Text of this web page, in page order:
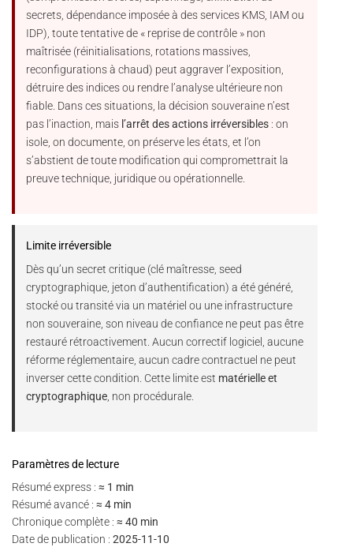
secrets, dépendance imposée à des services KMS, IAM ou
IDP), toute tentative de « reprise de contrôle » non
maîtrisée (réinitialisations, rotations massives,
reconfigurations à chaud) peut aggraver l’exposition,
détruire des indices ou rendre l’analyse ultérieure non
fiable. Dans ces situations, la décision souveraine n’est
pas l’inaction, mais l’arrêt des actions irréversibles : on
isole, on documente, on préserve les états, et l’on
s’abstient de toute modification qui compromettrait la
preuve technique, juridique ou opérationnelle.
Limite irréversible
Dès qu’un secret critique (clé maîtresse, seed
cryptographique, jeton d’authentification) a été généré,
stocké ou transité via un matériel ou une infrastructure
non souveraine, son niveau de confiance ne peut pas être
restauré rétroactivement. Aucun correctif logiciel, aucune
réforme réglementaire, aucun cadre contractuel ne peut
inverser cette condition. Cette limite est matérielle et
cryptographique, non procédurale.
Paramètres de lecture
Résumé express : ≈ 1 min
Résumé avancé : ≈ 4 min
Chronique complète : ≈ 40 min
Date de publication : 2025-11-10